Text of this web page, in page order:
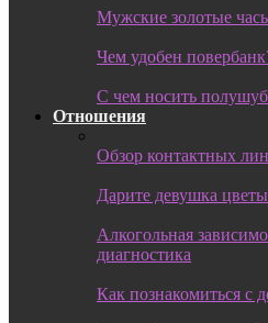
Мужские золотые
Чем удобен
С чем носить
Отношения
Обзор контактных
Дарите девушка
Алкогольная
диагностика
Как познакомиться с